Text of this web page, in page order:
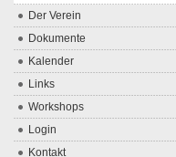
Der Verein
Dokumente
Kalender
Links
Workshops
Login
Kontakt